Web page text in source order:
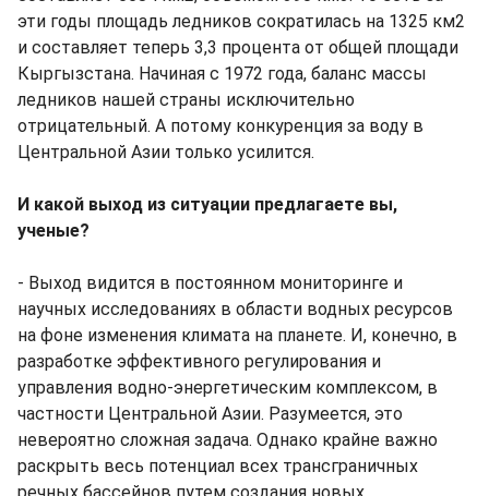
эти годы площадь ледников сократилась на 1325 км2
и составляет теперь 3,3 процента от общей площади
Кыргызстана. Начиная с 1972 года, баланс массы
ледников нашей страны исключительно
отрицательный. А потому конкуренция за воду в
Центральной Азии только усилится.
И какой выход из ситуации предлагаете вы,
ученые?
- Выход видится в постоянном мониторинге и
научных исследованиях в области водных ресурсов
на фоне изменения климата на планете. И, конечно, в
разработке эффективного регулирования и
управления водно-энергетическим комплексом, в
частности Центральной Азии. Разумеется, это
невероятно сложная задача. Однако крайне важно
раскрыть весь потенциал всех трансграничных